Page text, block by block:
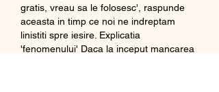
gratis, vreau sa le folosesc', raspunde
aceasta in timp ce noi ne indreptam
linistiti spre iesire. Explicatia
'fenomenului' Daca la inceput mancarea